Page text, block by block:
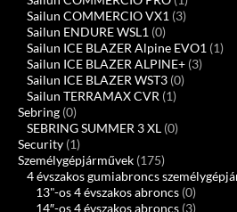
Sailun COMMERCIO VX1 (3)
Sailun ENDURE WSL1 (0)
Sailun ICE BLAZER Alpine EVO1 (1)
Sailun ICE BLAZER ALPINE+ (3)
Sailun ICE BLAZER WST3 (0)
Sailun TERRAMAX CVR (1)
Sebring (0)
SEBRING SUMMER 3 XL (0)
Security (1)
Személygépjárművek (175)
4 évszakos gumiabroncs
13"-os 4 évszakos abroncs (0)
14″-os 4 évszakos abroncs (3)